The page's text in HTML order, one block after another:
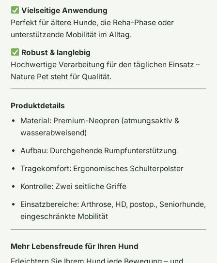
Vielseitige Anwendung
Perfekt für ältere Hunde, die Reha-Phase oder
unterstützende Mobilität im Alltag.
Robust & langlebig
Hochwertige Verarbeitung für den täglichen Einsatz –
Nature Pet steht für Qualität.
Produktdetails
Material: Premium-Neopren (atmungsaktiv &
wasserabweisend)
Aufbau: Durchgehende Rumpfunterstützung
Tragekomfort: Ergonomisches Schulterpolster
Kontrolle: Zwei seitliche Griffe
Einsatzbereiche: Arthrose, HD, postop., Seniorhunde,
eingeschränkte Mobilität
Mehr Lebensfreude für Ihren Hund
Erleichtern Sie Ihrem Hund jede Bewegung – und